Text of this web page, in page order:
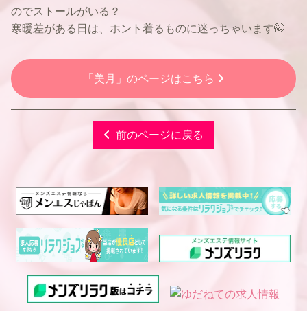
のでストールがいる？
寒暖差がある日は、ホント着るものに迷っちゃいます🤭
「美月」のページはこちら
前のページに戻る